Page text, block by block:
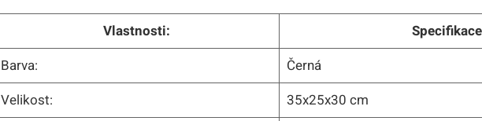
Vlastnosti:
Barva:
Černá
Velikost:
35x25x30 cm